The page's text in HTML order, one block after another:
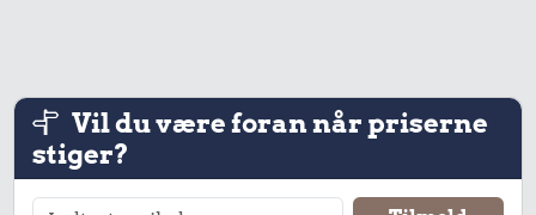
Vil du være foran når priserne
stiger?